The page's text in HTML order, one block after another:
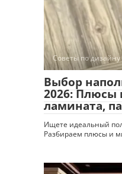
Советы по дизайну
Выбор
2026:
ламината,
Ищете идеальный
Разбираем плюсы и